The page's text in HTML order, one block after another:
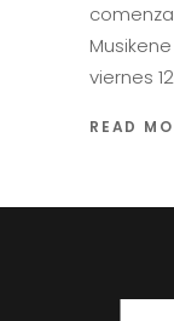
viernes
READ